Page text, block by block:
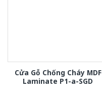
Cửa Gỗ Chống Cháy MDF
Laminate P1-a-SGD